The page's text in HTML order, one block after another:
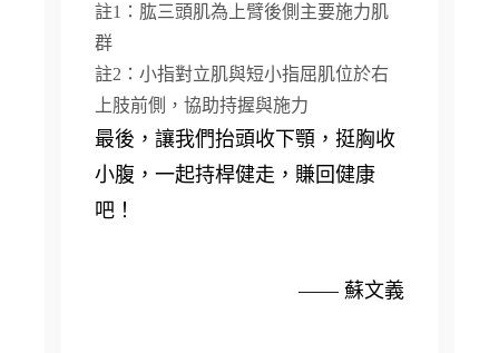
註1：肱三頭肌為上臂後側主要施力肌
群
註2：小指對立肌與短小指屈肌位於右
上肢前側，協助持握與施力
最後，讓我們抬頭收下顎，挺胸收
小腹，一起持桿健走，賺回健康
吧！
—— 蘇文義